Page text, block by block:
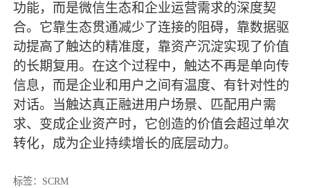
功能，而是微信生态和企业运营需求的深度契
合。它靠生态贯通减少了连接的阻碍，靠数据驱
动提高了触达的精准度，靠资产沉淀实现了价值
的长期复用。在这个过程中，触达不再是单向传
信息，而是企业和用户之间有温度、有针对性的
对话。当触达真正融进用户场景、匹配用户需
求、变成企业资产时，它创造的价值会超过单次
转化，成为企业持续增长的底层动力。
标签： SCRM